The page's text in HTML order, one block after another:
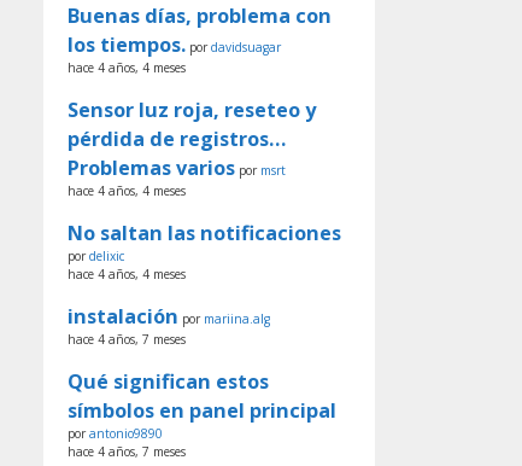
Buenas días, problema con
los tiempos. pordavidsuagar
hace 4 años, 4 meses
Sensor luz roja, reseteo y
pérdida de registros…
Problemas varios por msrt
hace 4 años, 4 meses
No saltan las notificaciones
pordelixic
hace 4 años, 4 meses
instalación por mariina.alg
hace 4 años, 7 meses
Qué significan estos
símbolos en panel principal
porantonio9890
hace 4 años, 7 meses